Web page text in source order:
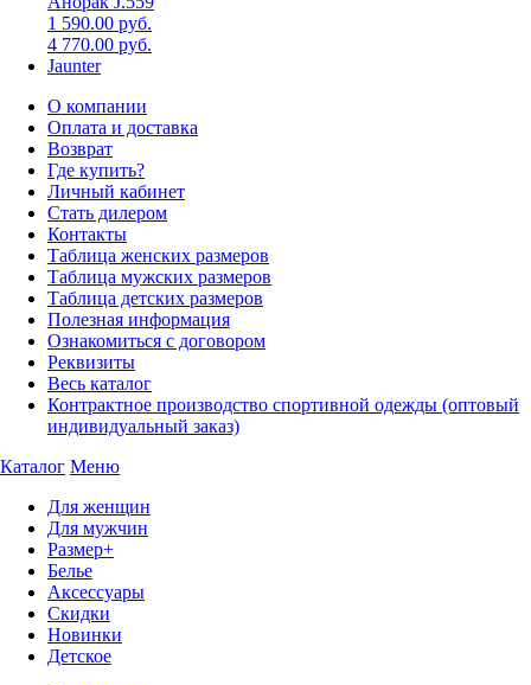
1 590.00 руб.
4 770.00 руб.
Jaunter
О компании
Оплата и доставка
Возврат
Где купить?
Личный кабинет
Стать дилером
Контакты
Таблица женских размеров
Таблица мужских размеров
Таблица детских размеров
Полезная информация
Ознакомиться с договором
Реквизиты
Весь каталог
Контрактное производство спортивной одежды (оптовый
индивидуальный заказ)
Каталог Меню
Для женщин
Для мужчин
Размер+
Белье
Аксессуары
Скидки
Новинки
Детское